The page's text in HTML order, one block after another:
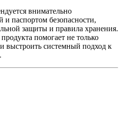
внимательно
и паспортом безопасности,
защиты и правила хранения.
помогает не только
выстроить системный подход к